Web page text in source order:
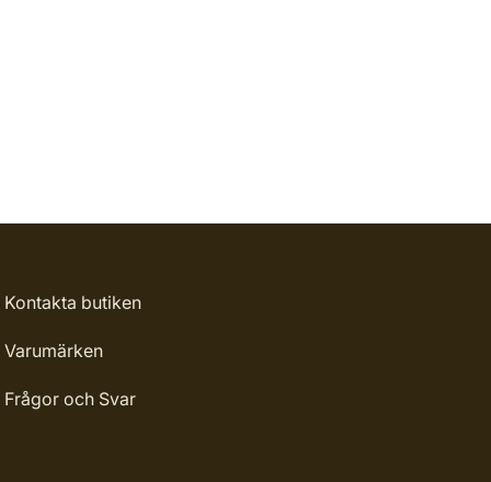
Kontakta butiken
Varumärken
Frågor och Svar